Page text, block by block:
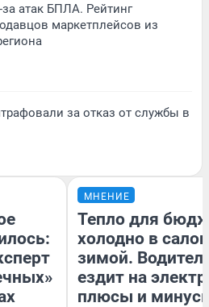
за атак БПЛА. Рейтинг
маркетплейсов из
за отказ от службы в
МНЕНИЕ
Тепло для
холодно в
зимой.
ездит на
плюсы и